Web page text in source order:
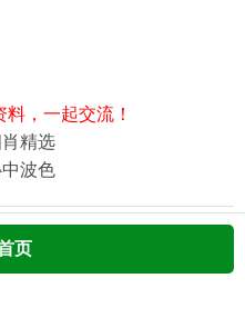
，一起交流！
精选
波色
页